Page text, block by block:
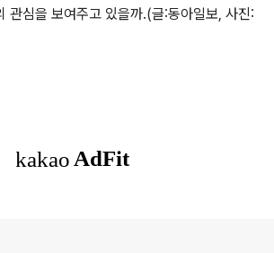
관심을 보여주고 있을까.(글:동아일보, 사진: